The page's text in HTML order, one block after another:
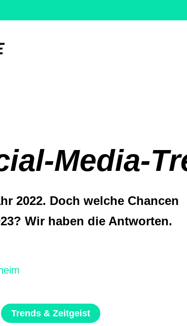
Media-
2022. Doch welche Chancen
Wir haben die Antworten.
Trends & Zeitgeist